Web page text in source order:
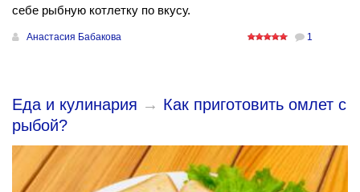
себе рыбную котлетку по вкусу.
Анастасия Бабакова 1
Еда и кулинария → Как приготовить омлет с
рыбой?